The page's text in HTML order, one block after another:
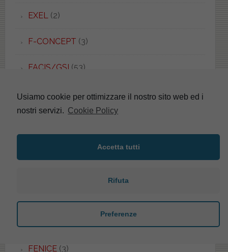
EXEL (2)
F-CONCEPT (3)
FACIS/GSI (53)
FALERI (40)
FENICE(3)
Usiamo cookie per ottimizzare il nostro sito web ed i
nostri servizi. Cookie Policy
Accetta tutti
Rifuta
Preferenze